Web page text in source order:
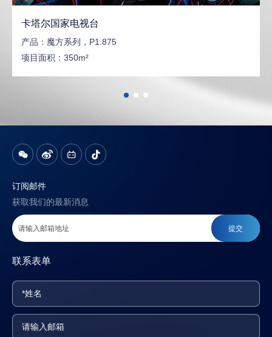
卡塔尔国家电视台
产品： 魔方系列，P1.875
项目面积： 350m²
联系表单
订阅邮件
获取我们的最新消息
提交